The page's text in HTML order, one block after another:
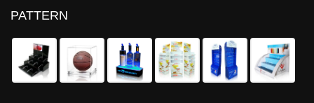
PATTERN